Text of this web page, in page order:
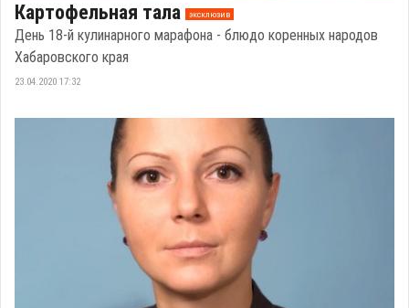
Картофельная тала эксклюзив
День 18-й кулинарного марафона - блюдо коренных народов
Хабаровского края
23.04.2020 17:32